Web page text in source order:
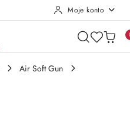
Moje konto
Air Soft Gun